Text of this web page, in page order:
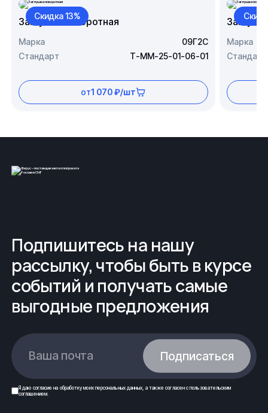
Скидка 13%
Заглушка поворотная
Марка
09Г2С
Стандарт
Т-ММ-25-01-06-01
от1 070 ₽/шт
Марка
Стандарт
Подпишитесь на нашу
рассылку, чтобы быть в курсе
событий и получать самые
выгодные предложения
Ваша почта Подписаться
Я даю согласие на обработку моих персональных данных , а также согласен спользовательским
соглашением.